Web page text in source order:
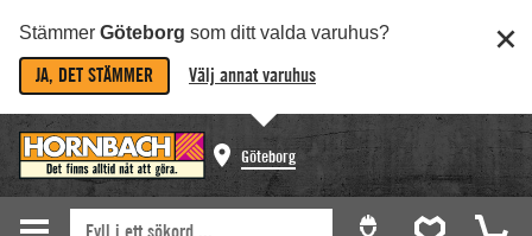
Stämmer Göteborg som ditt valda varuhus?
JA, DET STÄMMER Välj annat varuhus
Göteborg